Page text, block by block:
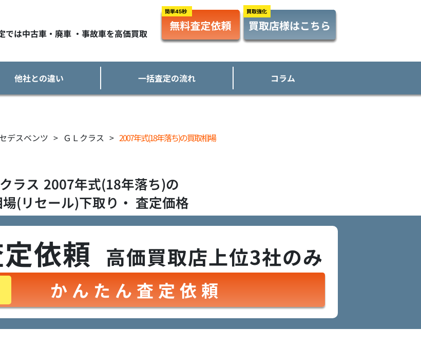
では中古車・廃車 ・事故車を高価買取
他社との違い 一括査定の流れ コラム
デスベンツ > ＧＬクラス > 2007年式(18年落ち)の買取相場
ラス 2007年式(18年落ち)の
(リセール)下取り・ 査定価格
依頼 高価買取店上位3社のみ
かんたん査定依頼